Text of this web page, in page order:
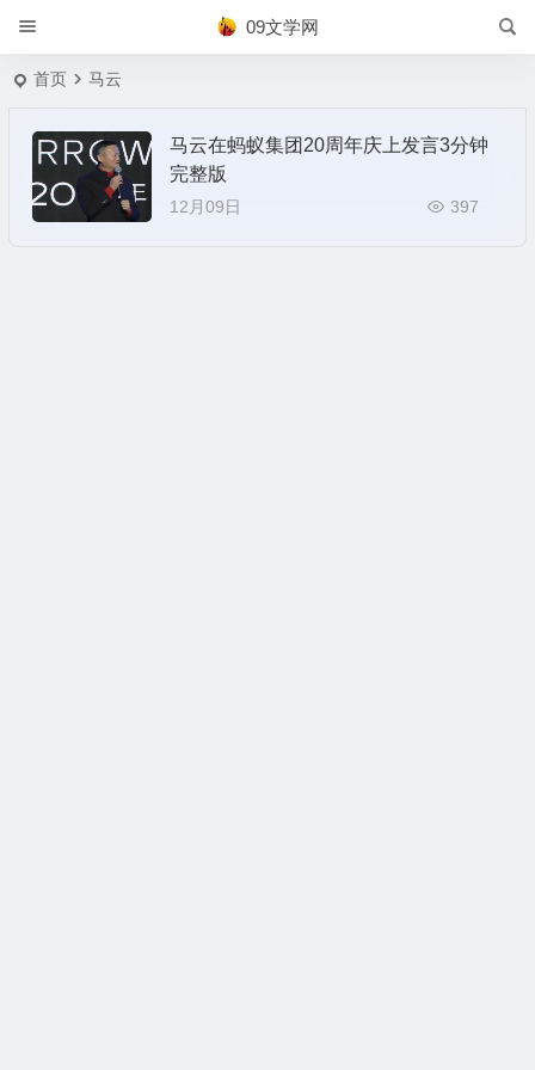
09文学网
首页 马云
马云在蚂蚁集团20周年庆上发言3分钟
完整版
12月09日 397